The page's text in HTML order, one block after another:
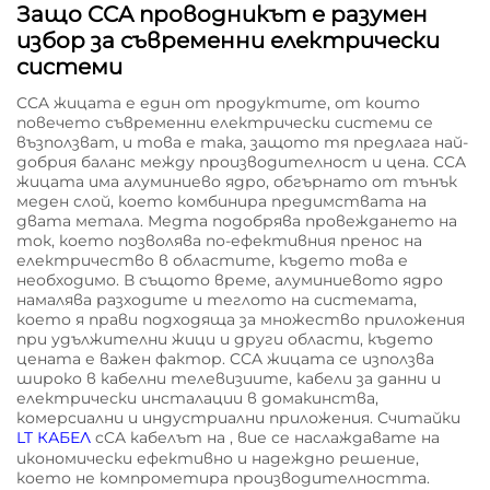
Защо CCA проводникът е разумен
избор за съвременни електрически
системи
CCA жицата е един от продуктите, от които
повечето съвременни електрически системи се
възползват, и това е така, защото тя предлага най-
добрия баланс между производителност и цена. CCA
жицата има алуминиево ядро, обгърнато от тънък
меден слой, което комбинира предимствата на
двата метала. Медта подобрява провеждането на
ток, което позволява по-ефективния пренос на
електричество в областите, където това е
необходимо. В същото време, алуминиевото ядро
намалява разходите и теглото на системата,
което я прави подходяща за множество приложения
при удължителни жици и други области, където
цената е важен фактор. CCA жицата се използва
широко в кабелни телевизиите, кабели за данни и
електрически инсталации в домакинства,
комерсиални и индустриални приложения. Считайки
LT КАБЕЛ cCA кабелът на , вие се наслаждавате на
икономически ефективно и надеждно решение,
което не компрометира производителността.